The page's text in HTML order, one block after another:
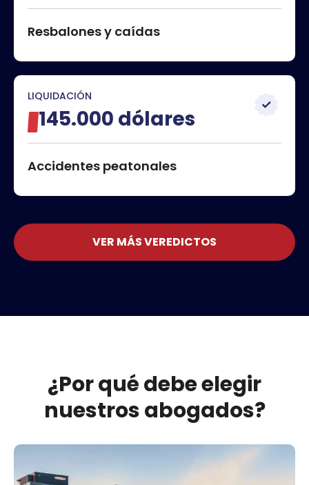
Resbalones y caídas
LIQUIDACIÓN
145.000 dólares
Accidentes peatonales
VER MÁS VEREDICTOS
¿Por qué debe elegir
nuestros abogados?